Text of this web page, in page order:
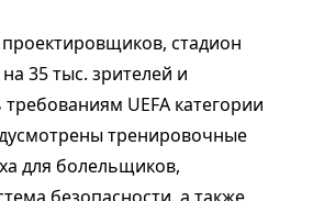
стадион
35 тыс. зрителей и
требованиям UEFA категории
тренировочные
для болельщиков,